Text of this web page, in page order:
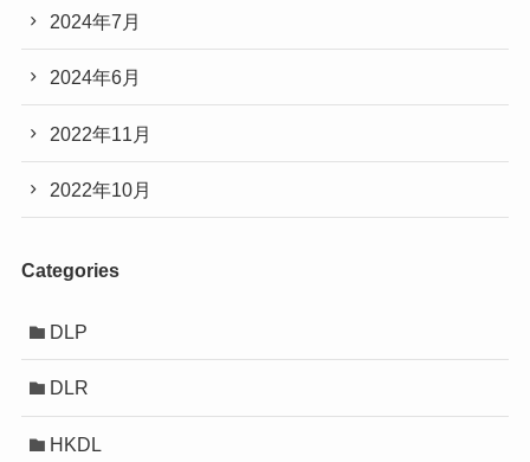
2024年7月
2024年6月
2022年11月
2022年10月
Categories
DLP
DLR
HKDL